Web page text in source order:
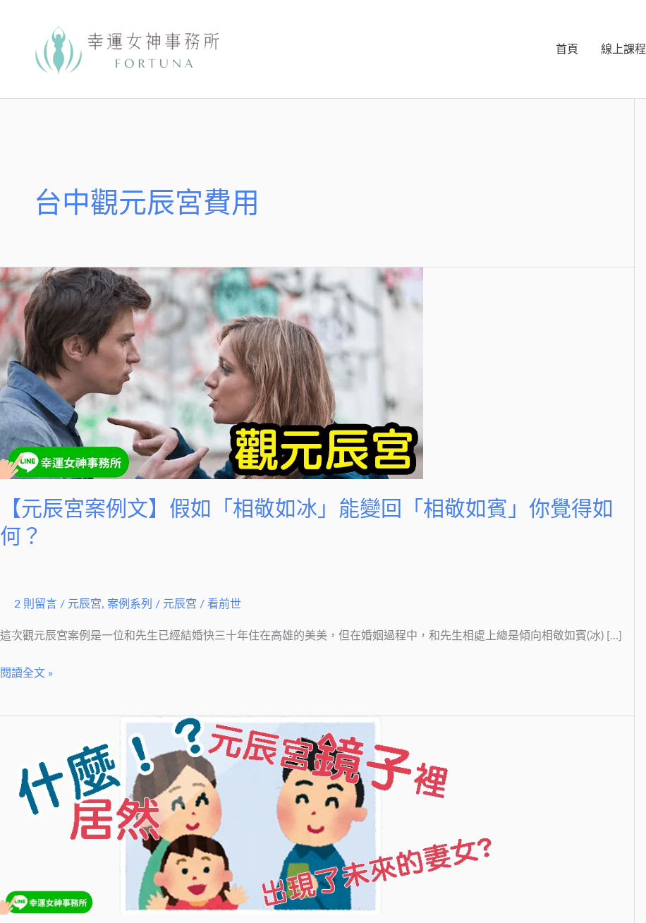
首頁 線上課程
台中觀元辰宮費用
【元辰宮案例文】假如「相敬如冰」能變回「相敬如賓」你覺得如
何？
2 則留言 / 元辰宮, 案例系列 / 元辰宮 / 看前世
這次觀元辰宮案例是一位和先生已經結婚快三十年住在高雄的美美，但在婚姻過程中，和先生相處上總是傾向相敬如賓(冰) […]
【元
辰
宮
案
例
文】
假
如
「相
敬
如
冰」
變
你
閱讀全文 »
在